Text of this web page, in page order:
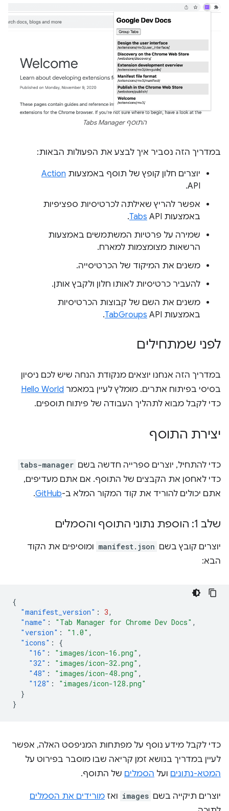
התוסף Tabs Manager
במדריך הזה נסביר איך לבצע את הפעולות הבאות:
יוצרים חלון קופץ של תוסף באמצעות Action
API.
אפשר להריץ שאילתה לכרטיסיות ספציפיות
באמצעות
Tabs API.
שמירה על פרטיות המשתמשים באמצעות
הרשאות מצומצמות למארח.
משנים את המיקוד של הכרטיסייה.
להעביר כרטיסיות לאותו חלון ולקבץ אותן.
משנים את השם של קבוצות הכרטיסיות
באמצעות
TabGroups API.
לפני שמתחילים
במדריך הזה אנחנו יוצאים מנקודת הנחה שיש לכם ניסיון
בסיסי בפיתוח אתרים. מומלץ לעיין במאמר Hello World
כדי לקבל מבוא לתהליך העבודה של פיתוח תוספים.
יצירת התוסף
כדי להתחיל, יוצרים ספרייה חדשה בשם tabs-manager
כדי לאחסן את הקבצים של התוסף. אם אתם מעדיפים,
אתם יכולים להוריד את קוד המקור המלא ב-GitHub
.
שלב 1: הוספת נתוני התוסף והסמלים
יוצרים קובץ בשם manifest.json ומוסיפים את הקוד
הבא:
{
"manifest_version" : 3,
"name" : "Tab Manager for Chrome Dev Docs" ,
"version" : "1.0" ,
"icons" :
{
"16" : "images/icon-16.png" ,
"32" : "images/icon-32.png" ,
"48" : "images/icon-48.png" ,
"128" :
"images/icon-128.png"
}
}
כדי לקבל מידע נוסף על מפתחות המניפסט האלה, אפשר
לעיין במדריך בנושא זמן קריאה שבו מוסבר בפירוט על
המטא-נתונים ועל הסמלים של התוסף.
יוצרים תיקייה בשם images ואז מורידים את הסמלים